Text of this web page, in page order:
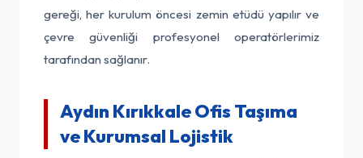
gereği, her kurulum öncesi zemin etüdü yapılır ve
çevre güvenliği profesyonel operatörlerimiz
tarafından sağlanır.
Aydın Kırıkkale Ofis Taşıma
ve Kurumsal Lojistik